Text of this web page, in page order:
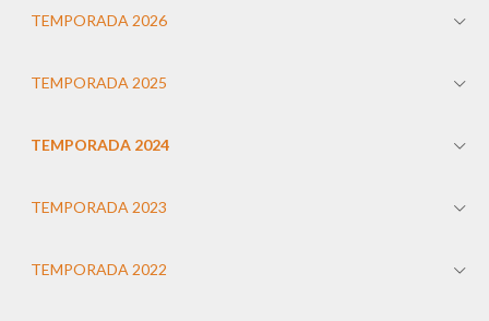
TEMPORADA 2026
TEMPORADA 2025
TEMPORADA 2024
TEMPORADA 2023
TEMPORADA 2022